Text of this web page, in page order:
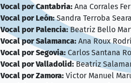
Vocal por Cantabria: Ana Corrales
Vocal por León:Sandra Terroba Seara
Vocal por Palencia:Beatriz Bello
Vocal por Salamanca: Ana Roux
Vocal por Segovia: Carlos Santana
Vocal por Valladolid:Beatriz
Vocal por Zamora: Victor Manuel